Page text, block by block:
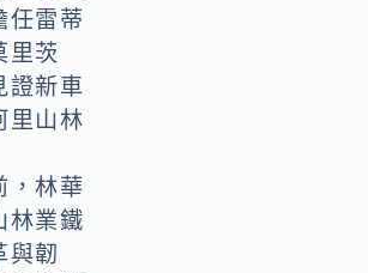
任雷蒂
里茨
證新車
里山林
，林華
林業鐵
與韌